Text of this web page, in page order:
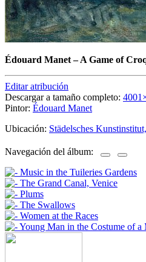
Édouard Manet–A Game of
Editar atribución
Descargar a tamaño completo:
Pintor: Édouard Manet
Ubicación: Städelsches
Navegación del álbum: